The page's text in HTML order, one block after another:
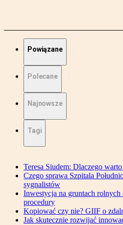
Powiązane
Polecane
Najnowsze
Tagi
Teresa Siudem: Dlaczego
Czego sprawa Szpitala
sygnalistów
Inwestycja na gruntach
procedury
Kopiować czy nie? GIIF o
Jak skutecznie rozwijać